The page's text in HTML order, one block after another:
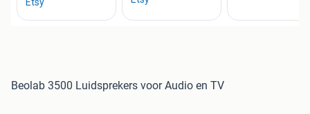
Beolab 3500 Luidsprekers voor Audio en TV